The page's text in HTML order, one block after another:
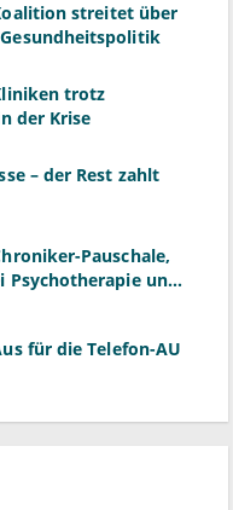
streitet über
trotz
der Krise
– der Rest zahlt
Pauschale,
Psychotherapie und
für die Telefon-AU